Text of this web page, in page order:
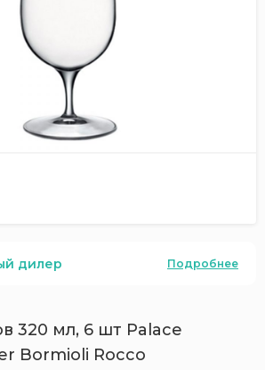
дилер Подробнее
320 мл, 6 шт Palace
Bormioli Rocco